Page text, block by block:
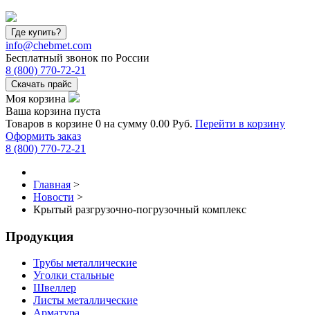
Где купить?
info@chebmet.com
Бесплатный звонок по России
8 (800) 770-72-21
Скачать прайс
Моя корзина
Ваша корзина пуста
Товаров в корзине 0 на сумму 0.00 Руб. Перейти в корзину
Оформить заказ
8 (800) 770-72-21
Главная >
Новости >
Крытый разгрузочно-погрузочный комплекс
Продукция
Трубы металлические
Уголки стальные
Швеллер
Листы металлические